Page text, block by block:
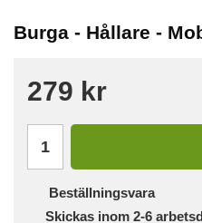
Burga - Hållare -
279 kr
Beställningsvara
Skickas inom 2-6